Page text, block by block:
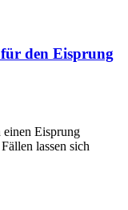
den Eisprung
einen Eisprung
lassen sich